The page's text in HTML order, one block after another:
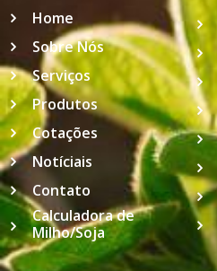
Home
Sobre Nós
Serviços
Produtos
Cotações
Notíciais
Contato
Calculadora de
Milho/Soja